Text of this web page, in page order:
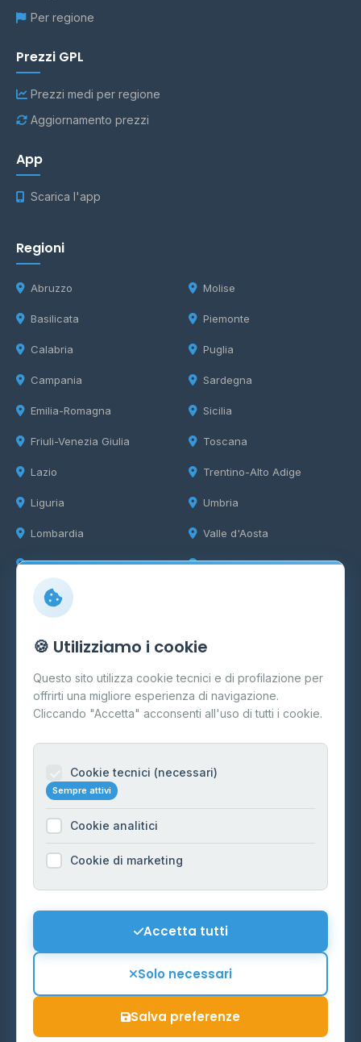
Per regione
Prezzi GPL
Prezzi medi per regione
Aggiornamento prezzi
App
Scarica l'app
Regioni
Abruzzo
Basilicata
Calabria
Campania
Emilia-Romagna
Friuli-Venezia Giulia
Lazio
Liguria
Lombardia
Marche
Molise
Piemonte
Puglia
Sardegna
Sicilia
Toscana
Trentino-Alto Adige
Umbria
Valle d'Aosta
Veneto
Info
Cos'è il GPL
FAQ
Contatti
Informazioni legali
Cookie Policy
Preferenze Cookie
Mappa del sito
🍪 Utilizziamo i cookie
Questo sito utilizza cookie tecnici e di profilazione per
offrirti una migliore esperienza di navigazione.
Cliccando "Accetta" acconsenti all'uso di tutti i cookie.
Cookie tecnici (necessari)
Sempre attivi
Cookie analitici
Cookie di marketing
Accetta tutti
Solo necessari
Salva preferenze